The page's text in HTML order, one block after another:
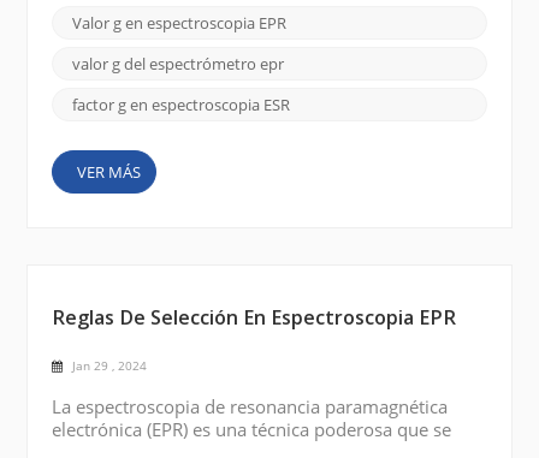
clave en la espectroscopia EPR: el valor g (factor g).
El valor g es una cantidad adimensional que
representa una constante de proporcionalidad entre
Valor g en espectroscopia EPR
valor g del espectrómetro epr
factor g en espectroscopia ESR
VER MÁS
Reglas De Selección En Espectroscopia EPR
Jan 29 , 2024
La espectroscopia de resonancia paramagnética
electrónica (EPR) es una técnica poderosa que se